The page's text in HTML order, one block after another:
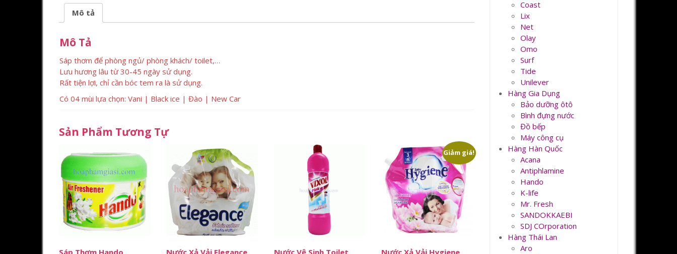
Mô tả
Mô Tả
Sáp thơm để phòng ngủ/ phòng khách/ toilet,…
Lưu hương lâu từ 30-45 ngày sử dụng.
Rất tiện lợi, chỉ cần bóc tem ra là sử dụng.
Có 04 mùi lựa chọn: Vani | Black ice | Đào | New Car
Sản Phẩm Tương Tự
Giảm giá!
Coast
Lix
Net
Olay
Omo
Surf
Tide
Unilever
Hàng Gia Dụng
Bảo dưỡng ôtô
Bình đựng nước
Đồ bếp
Máy công cụ
Hàng Hàn Quốc
Acana
Antiphlamine
Hando
K-life
Mr. Fresh
SANDOKKAEBI
SDJ COrporation
Hàng Thái Lan
Aro